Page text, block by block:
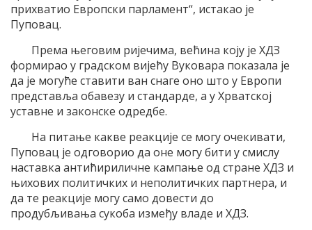
прихватио Европски парламент“, истакао је
Пуповац.
Према његовим ријечима, већина коју је ХДЗ
формирао у градском вијећу Вуковара показала је
да је могуће ставити ван снаге оно што у Европи
представља обавезу и стандарде, а у Хрватској
уставне и законске одредбе.
На питање какве реакције се могу очекивати,
Пуповац је одговорио да оне могу бити у смислу
наставка антићириличне кампање од стране ХДЗ и
њихових политичких и неполитичких партнера, и
да те реакције могу само довести до
продубљивања сукоба између владе и ХДЗ.